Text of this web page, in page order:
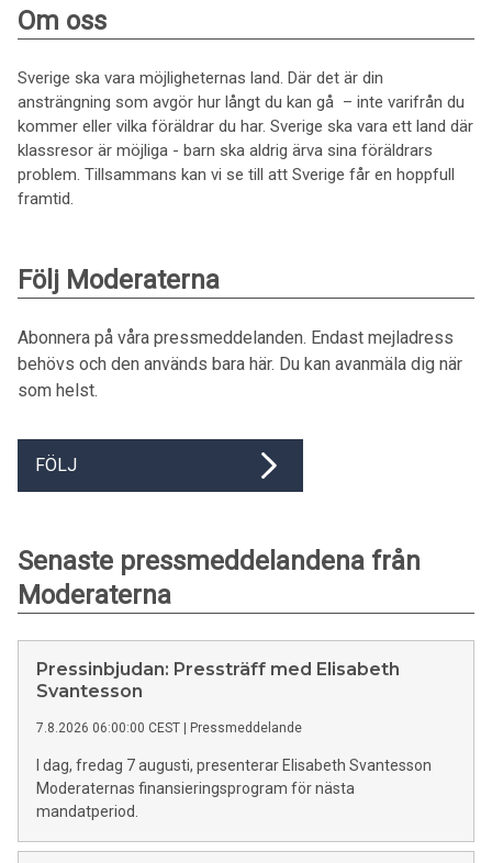
Om oss
Sverige ska vara möjligheternas land. Där det är din
ansträngning som avgör hur långt du kan gå – inte varifrån du
kommer eller vilka föräldrar du har. Sverige ska vara ett land där
klassresor är möjliga - barn ska aldrig ärva sina föräldrars
problem. Tillsammans kan vi se till att Sverige får en hoppfull
framtid.
Följ Moderaterna
Abonnera på våra pressmeddelanden. Endast mejladress
behövs och den används bara här. Du kan avanmäla dig när
som helst.
FÖLJ
Senaste pressmeddelandena från
Moderaterna
Pressinbjudan: Pressträff med Elisabeth
Svantesson
7.8.2026 06:00:00 CEST Pressmeddelande
I dag, fredag 7 augusti, presenterar Elisabeth Svantesson
Moderaternas finansieringsprogram för nästa
mandatperiod.